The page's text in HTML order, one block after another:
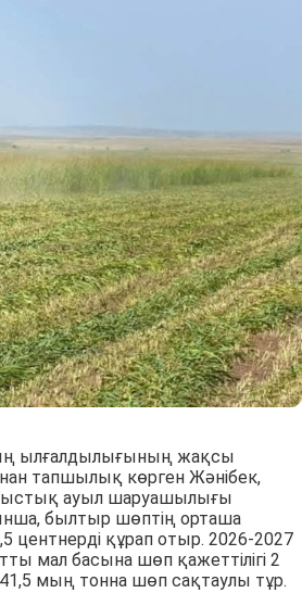
ылғалдылығының жақсы
тапшылық көрген Жәнібек,
ауыл шаруашылығы
былтыр шөптің орташа
центнерді құрап отыр. 2026-2027
мал басына шөп қажеттілігі 2
мың тонна шөп сақтаулы тұр.